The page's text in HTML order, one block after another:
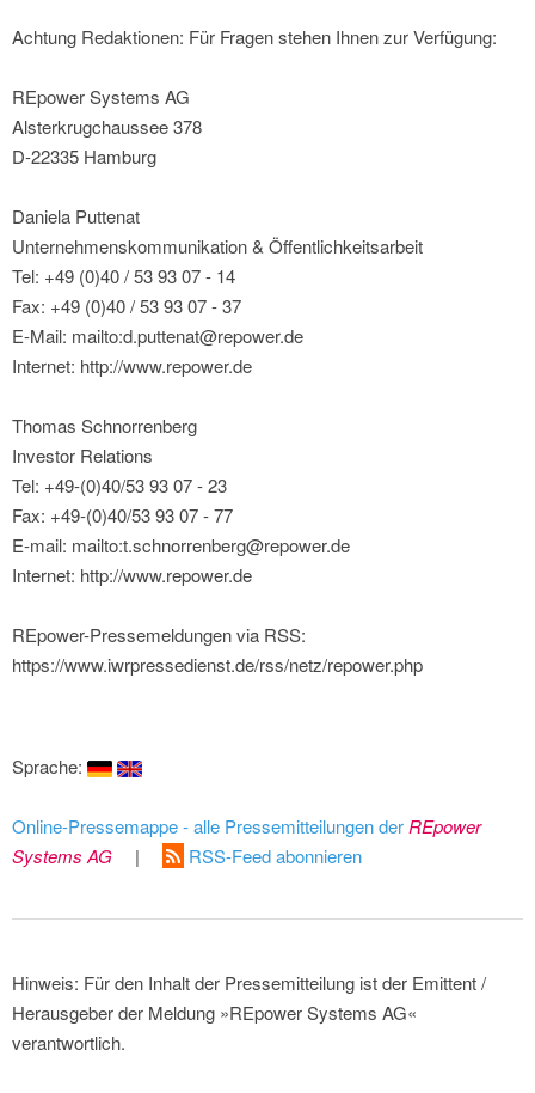
Achtung Redaktionen: Für Fragen stehen Ihnen zur Verfügung:
REpower Systems AG
Alsterkrugchaussee 378
D-22335 Hamburg
Daniela Puttenat
Unternehmenskommunikation & Öffentlichkeitsarbeit
Tel: +49 (0)40 / 53 93 07 - 14
Fax: +49 (0)40 / 53 93 07 - 37
E-Mail: mailto:d.puttenat@repower.de
Internet: http://www.repower.de
Thomas Schnorrenberg
Investor Relations
Tel: +49-(0)40/53 93 07 - 23
Fax: +49-(0)40/53 93 07 - 77
E-mail: mailto:t.schnorrenberg@repower.de
Internet: http://www.repower.de
REpower-Pressemeldungen via RSS:
https://www.iwrpressedienst.de/rss/netz/repower.php
Sprache:
Online-Pressemappe - alle Pressemitteilungen der REpower
Systems AG
| RSS-Feed abonnieren
Hinweis: Für den Inhalt der Pressemitteilung ist der Emittent /
Herausgeber der Meldung »REpower Systems AG«
verantwortlich.